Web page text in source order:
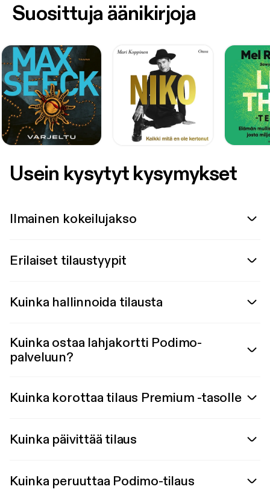
Suosittuja äänikirjoja
Usein kysytyt kysymykset
Ilmainen kokeilujakso
Erilaiset tilaustyypit
Kuinka hallinnoida tilausta
Kuinka ostaa lahjakortti Podimo-
palveluun?
Kuinka korottaa tilaus Premium -tasolle
Kuinka päivittää tilaus
Kuinka peruuttaa Podimo-tilaus